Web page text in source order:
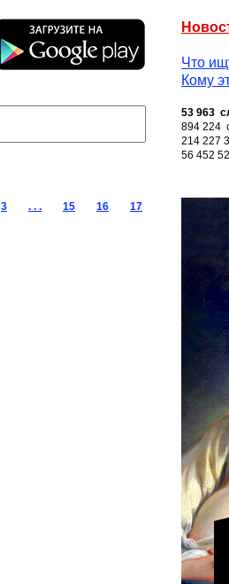
Что
Кому
53 963
894 224
214 227
56 452
3 . . . 15 16 17